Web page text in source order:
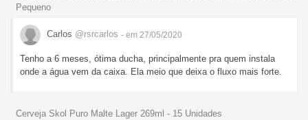
Pequeno
Carlos @rsrcarlos - em 27/05/2020
Tenho a 6 meses, ótima ducha, principalmente pra quem instala
onde a água vem da caixa. Ela meio que deixa o fluxo mais forte.
Cerveja Skol Puro Malte Lager 269ml - 15 Unidades